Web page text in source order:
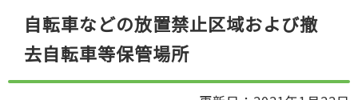
自転車などの放置禁止区域および撤
去自転車等保管場所